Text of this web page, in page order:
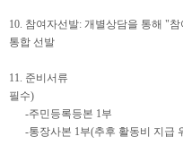
10. 참여자선발: 개별상담을 통해 "참
통합 선발
11. 준비서류
필수)
-주민등록등본 1부
-통장사본 1부(추후 활동비 지급